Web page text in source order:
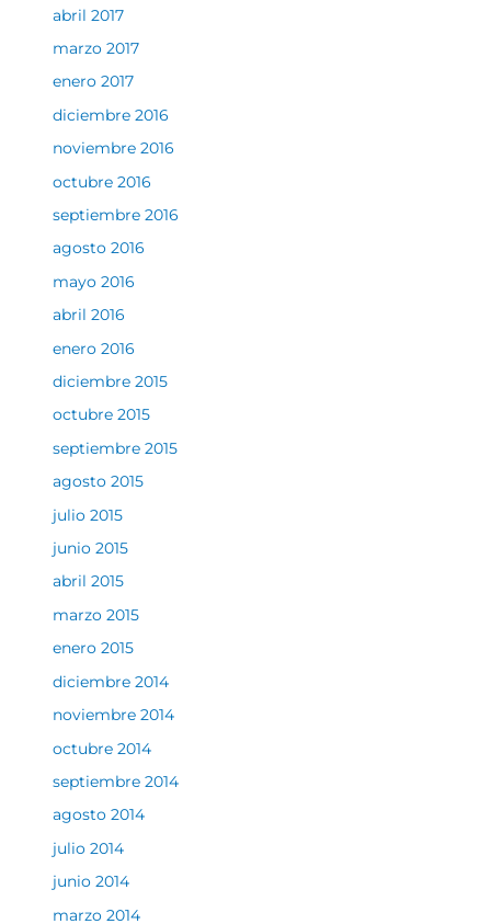
abril 2017
marzo 2017
enero 2017
diciembre 2016
noviembre 2016
octubre 2016
septiembre 2016
agosto 2016
mayo 2016
abril 2016
enero 2016
diciembre 2015
octubre 2015
septiembre 2015
agosto 2015
julio 2015
junio 2015
abril 2015
marzo 2015
enero 2015
diciembre 2014
noviembre 2014
octubre 2014
septiembre 2014
agosto 2014
julio 2014
junio 2014
marzo 2014